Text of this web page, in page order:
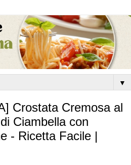
▼
Crostata Cremosa al
Ciambella con
- Ricetta Facile |